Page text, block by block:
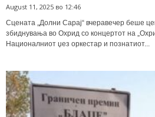
August 11, 2025 во 12:46
Сцената „Долни Сарај“ вчеравечер беше
збиднувања во Охрид со концертот на
Националниот џез оркестар и познатиот...